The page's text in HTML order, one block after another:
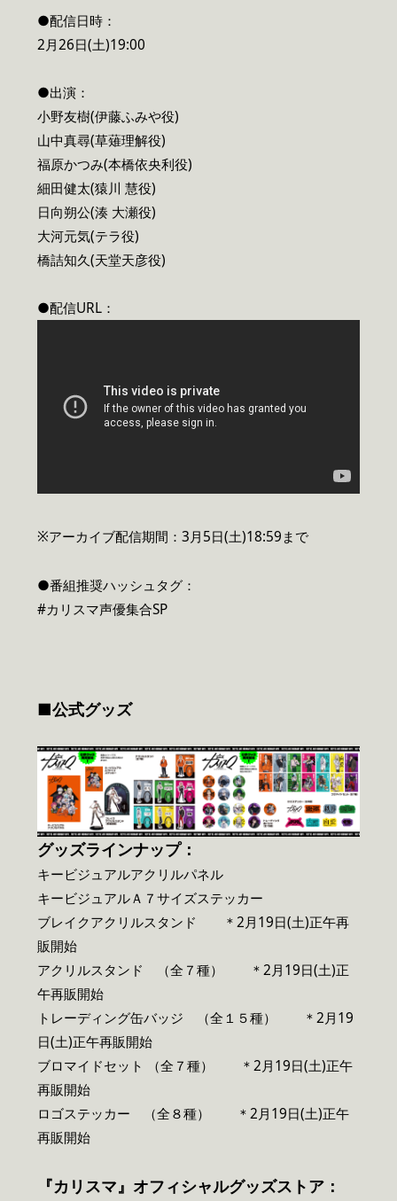
●配信日時：
2月26日(土)19:00
●出演：
小野友樹(伊藤ふみや役)
山中真尋(草薙理解役)
福原かつみ(本橋依央利役)
細田健太(猿川 慧役)
日向朔公(湊 大瀬役)
大河元気(テラ役)
橋詰知久(天堂天彦役)
●配信URL：
※アーカイブ配信期間：3月5日(土)18:59まで
●番組推奨ハッシュタグ：
#カリスマ声優集合SP
■公式グッズ
グッズラインナップ：
キービジュアルアクリルパネル
キービジュアルＡ７サイズステッカー
ブレイクアクリルスタンド ＊2月19日(土)正午再
販開始
アクリルスタンド （全７種） ＊2月19日(土)正
午再販開始
トレーディング缶バッジ （全１５種） ＊2月19
日(土)正午再販開始
ブロマイドセット （全７種） ＊2月19日(土)正午
再販開始
ロゴステッカー （全８種） ＊2月19日(土)正午
再販開始
『カリスマ』オフィシャルグッズストア：